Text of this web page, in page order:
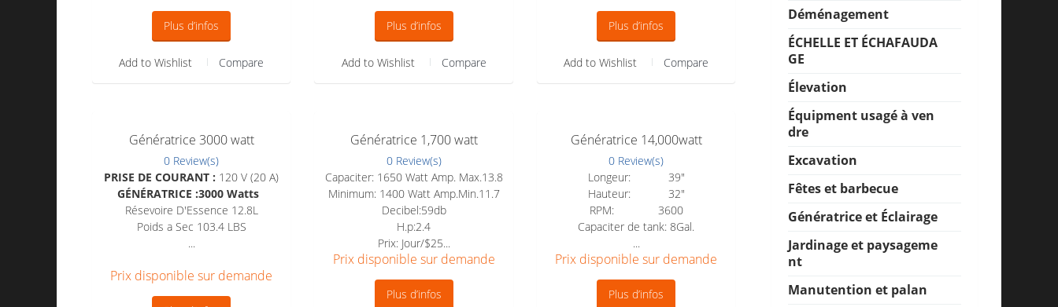
Plus d’infos
Add to Wishlist Compare
Plus d’infos
Add to Wishlist Compare
Plus d’infos
Add to Wishlist Compare
Génératrice 3000 watt
0 Review(s)
PRISE DE COURANT : 120 V (20 A)
GÉNÉRATRICE :3000 Watts
Résevoire D'Essence 12.8L
Poids a Sec 103.4 LBS
...
Prix disponible sur demande
Génératrice 1,700 watt
0 Review(s)
Capaciter: 1650 Watt Amp. Max.13.8
Minimum: 1400 Watt Amp.Min.11.7
Decibel:59db
H.p:2.4
Prix: Jour/$25...
Prix disponible sur demande
Plus d’infos
Génératrice 14,000watt
0 Review(s)
Longeur: 39"
Hauteur: 32"
RPM: 3600
Capaciter de tank: 8Gal.
...
Prix disponible sur demande
Plus d’infos
Déménagement
ÉCHELLE ET ÉCHAFAUDA
GE
Élevation
Équipment usagé à ven
dre
Excavation
Fêtes et barbecue
Génératrice et Éclairage
Jardinage et paysageme
nt
Manutention et palan